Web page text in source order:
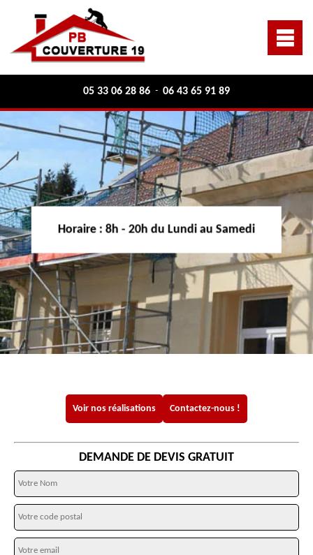
05 33 06 28 86 - 06 43 65 91 89
Horaire : 8h - 20h du Lundi au Samedi
Voir nos réalisations Contactez-nous !
DEMANDE DE DEVIS GRATUIT